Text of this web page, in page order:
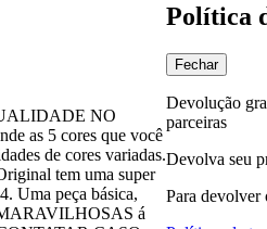
Política
Fechar
Devolução
parceiras
Devolva seu
Para devolver
NO
as 5 cores que você
de cores variadas.
tem uma super
Uma peça básica,
MARAVILHOSAS á